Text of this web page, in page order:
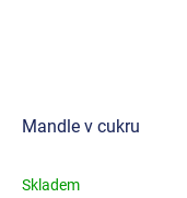
Mandle v cukru
Průměrné
Skladem